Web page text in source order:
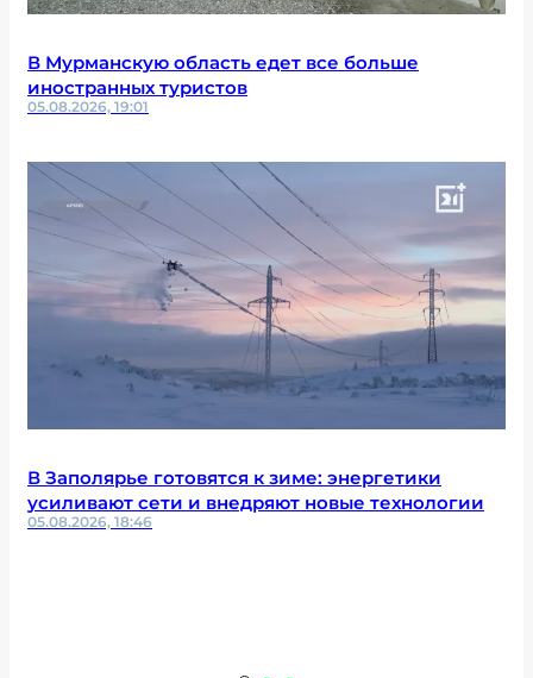
В Мурманскую область едет все больше
иностранных туристов
05.08.2026, 19:01
В Заполярье готовятся к зиме: энергетики
усиливают сети и внедряют новые технологии
05.08.2026, 18:46